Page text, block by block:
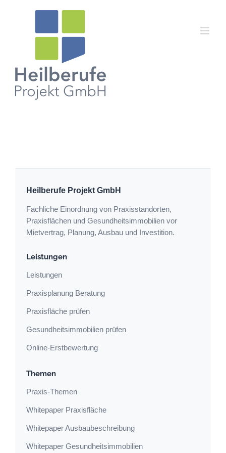
Heilberufe Projekt GmbH
Fachliche Einordnung von Praxisstandorten,
Praxisflächen und Gesundheitsimmobilien vor
Mietvertrag, Planung, Ausbau und Investition.
Leistungen
Leistungen
Praxisplanung Beratung
Praxisfläche prüfen
Gesundheitsimmobilien prüfen
Online-Erstbewertung
Themen
Praxis-Themen
Whitepaper Praxisfläche
Whitepaper Ausbaubeschreibung
Whitepaper Gesundheitsimmobilien